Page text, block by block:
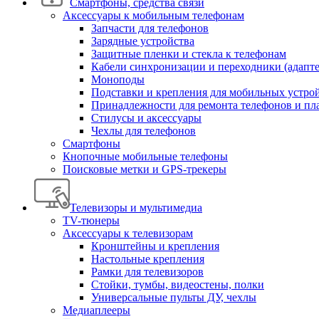
Смартфоны, средства связи
Аксессуары к мобильным телефонам
Запчасти для телефонов
Зарядные устройства
Защитные пленки и стекла к телефонам
Кабели синхронизации и переходники
Моноподы
Подставки и крепления для мобильных
Принадлежности для ремонта телефонов и
Стилусы и аксессуары
Чехлы для телефонов
Смартфоны
Кнопочные мобильные телефоны
Поисковые метки и GPS-трекеры
Телевизоры и мультимедиа
TV-тюнеры
Аксессуары к телевизорам
Кронштейны и крепления
Настольные крепления
Рамки для телевизоров
Стойки, тумбы, видеостены, полки
Универсальные пульты ДУ, чехлы
Медиаплееры